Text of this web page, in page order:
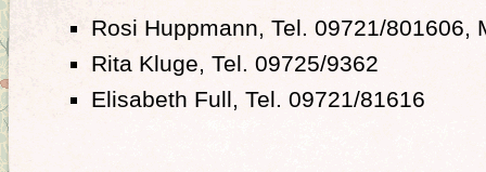
Rosi Huppmann, Tel. 09721/801606,
Rita Kluge, Tel. 09725/9362
Elisabeth Full, Tel. 09721/81616